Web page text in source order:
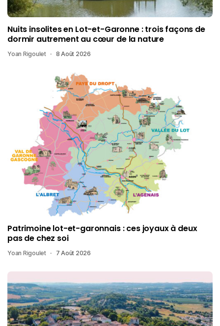
Nuits insolites en Lot-et-Garonne : trois façons de
dormir autrement au cœur de la nature
Yoan Rigoulet 8 Août 2026
Patrimoine lot-et-garonnais : ces joyaux à deux
pas de chez soi
Yoan Rigoulet 7 Août 2026